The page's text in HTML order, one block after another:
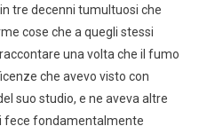
tre decenni tumultuosi che
cose che a quegli stessi
una volta che il fumo
che avevo visto con
suo studio, e ne aveva altre
fece fondamentalmente